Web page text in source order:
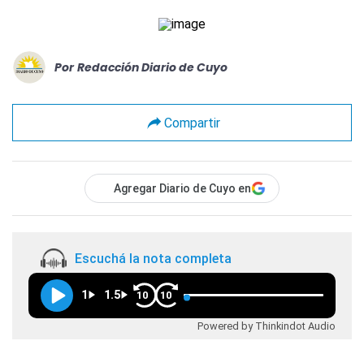
Por Redacción Diario de Cuyo
Compartir
Agregar Diario de Cuyo en
Escuchá la nota completa
1 1.5 10 10
Powered by Thinkindot Audio